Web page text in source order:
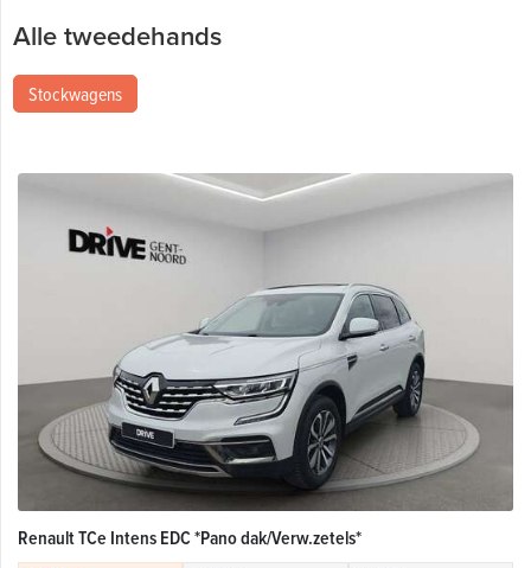
Alle tweedehands
Stockwagens
Renault TCe Intens EDC *Pano dak/Verw.zetels*